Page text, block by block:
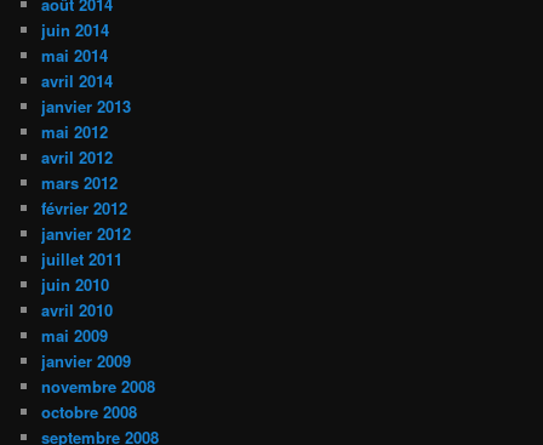
juin 2014
mai 2014
avril 2014
janvier 2013
mai 2012
avril 2012
mars 2012
février 2012
janvier 2012
juillet 2011
juin 2010
avril 2010
mai 2009
janvier 2009
novembre 2008
octobre 2008
septembre 2008